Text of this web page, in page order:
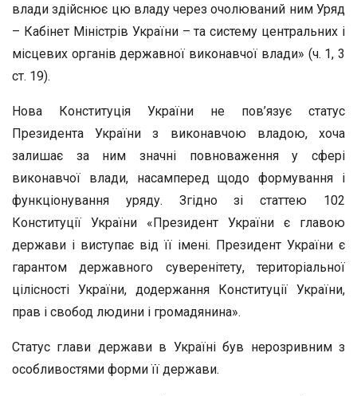
влади здійснює цю владу через очолюваний ним Уряд
– Кабінет Міністрів України – та систему центральних і
місцевих органів державної виконавчої влади» (ч. 1, 3
ст. 19).
Нова Конституція України не пов’язує статус
Президента України з виконавчою владою, хоча
залишає за ним значні повноваження у сфері
виконавчої влади, насамперед щодо формування і
функціонування уряду. Згідно зі статтею 102
Конституції України «Президент України є главою
держави і виступає від її імені. Президент України є
гарантом державного суверенітету, територіальної
цілісності України, додержання Конституції України,
прав і свобод людини і громадянина».
Статус глави держави в Україні був нерозривним з
особливостями форми її держави.